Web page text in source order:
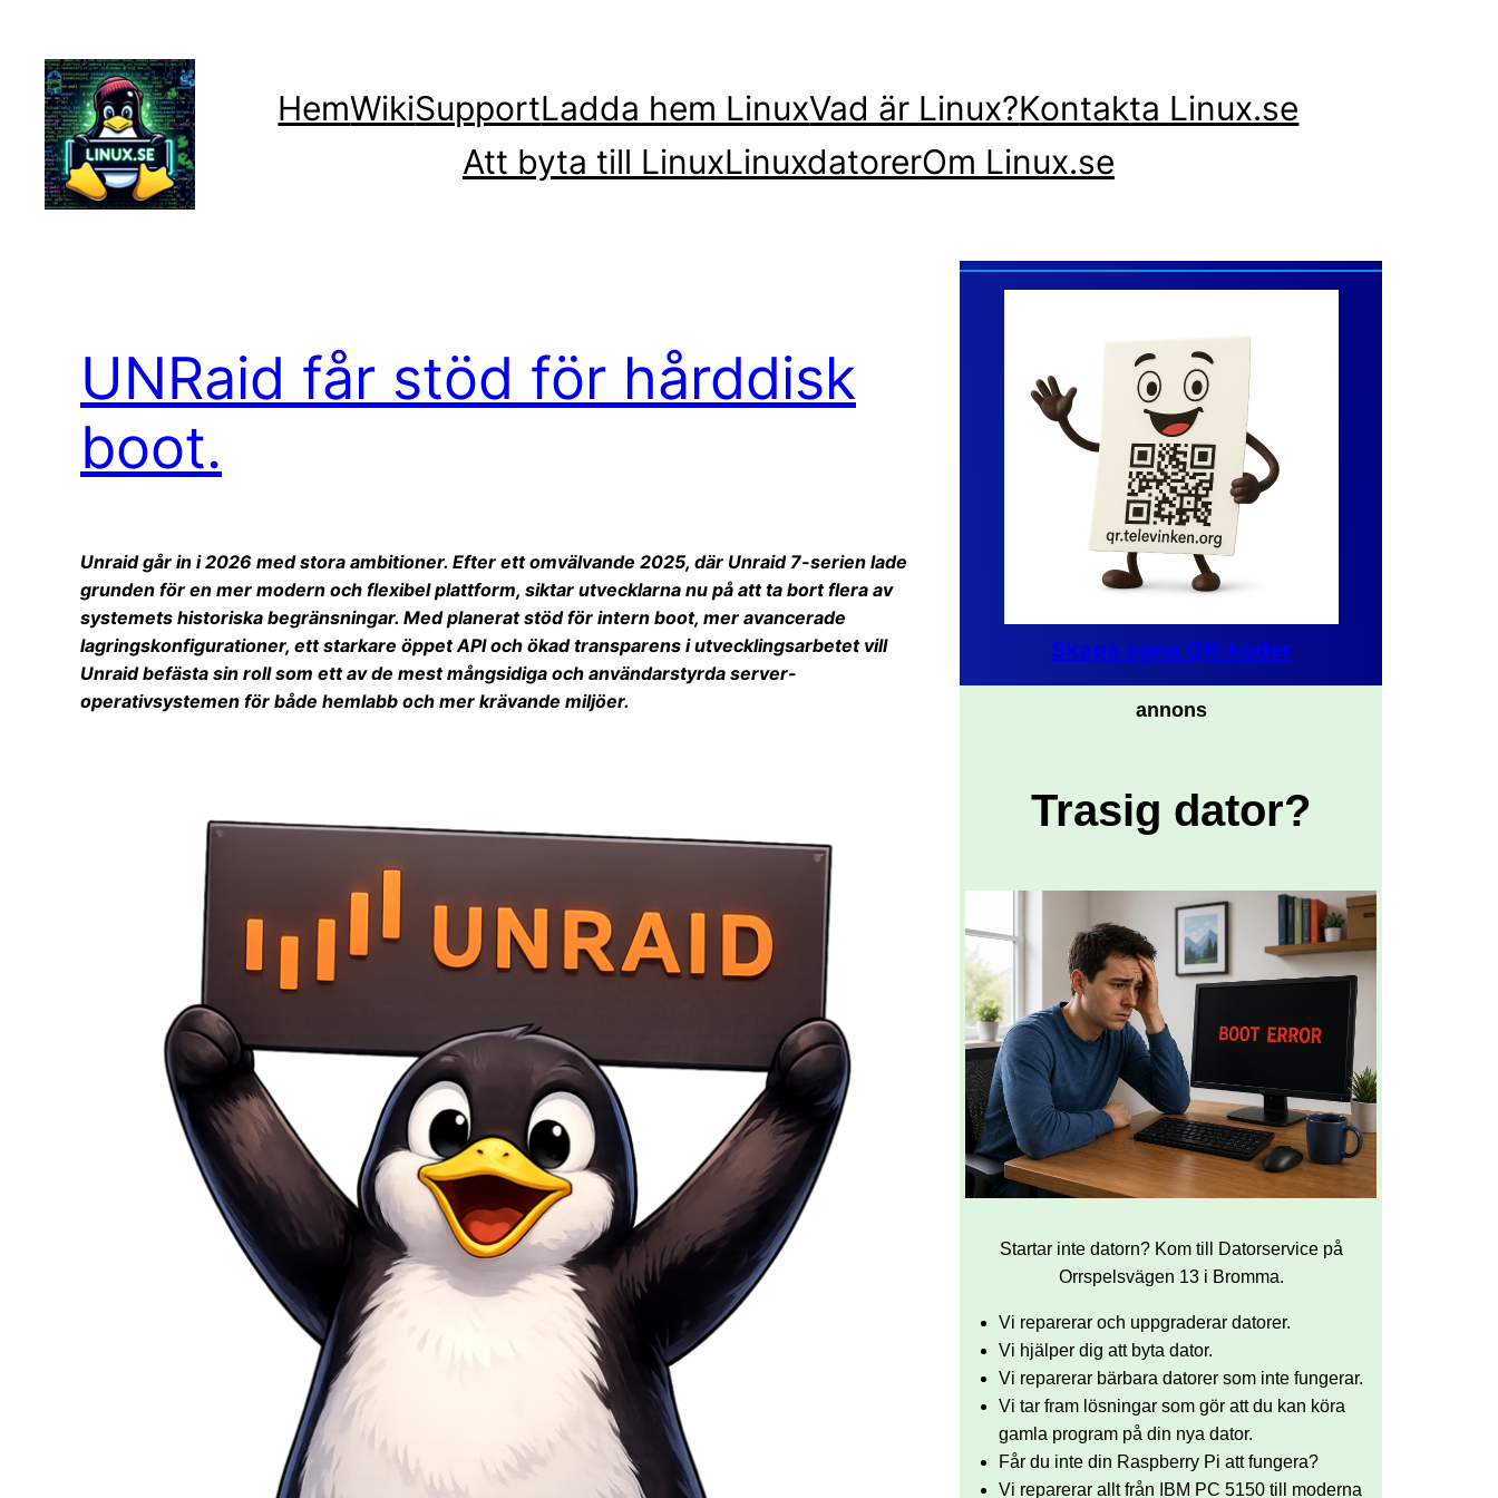
innehåll
HemWikiSupportLadda hem LinuxVad är Linux?Kontakta Linux.se
Att byta till LinuxLinuxdatorerOm Linux.se
UNRaid får stöd för hårddisk
boot.
Unraid går in i 2026 med stora ambitioner. Efter ett omvälvande 2025, där Unraid 7-serien lade
grunden för en mer modern och flexibel plattform, siktar utvecklarna nu på att ta bort flera av
systemets historiska begränsningar. Med planerat stöd för intern boot, mer avancerade
lagringskonfigurationer, ett starkare öppet API och ökad transparens i utvecklingsarbetet vill
Unraid befästa sin roll som ett av de mest mångsidiga och användarstyrda server-
operativsystemen för både hemlabb och mer krävande miljöer.
Skapa egna QR-koder
annons
Trasig dator?
Startar inte datorn? Kom till Datorservice på
Orrspelsvägen 13 i Bromma.
Vi reparerar och uppgraderar datorer.
Vi hjälper dig att byta dator.
Vi reparerar bärbara datorer som inte fungerar.
Vi tar fram lösningar som gör att du kan köra
gamla program på din nya dator.
Får du inte din Raspberry Pi att fungera?
Vi reparerar allt från IBM PC 5150 till moderna